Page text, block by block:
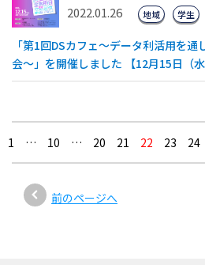
2022.01.26
「第1回DSカフェ〜データ利活用を
会〜」を開催しました 【12月15日（水
地域 学生
1
前のページへ
… 10 … 20 21 22 23 24